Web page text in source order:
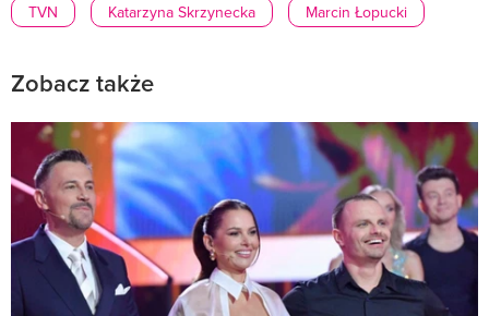
TVN Katarzyna Skrzynecka Marcin Łopucki
Zobacz także